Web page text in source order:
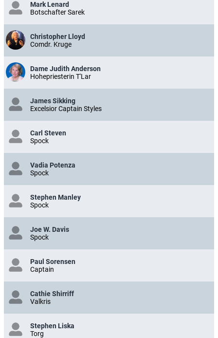
Mark Lenard
Botschafter Sarek
Christopher Lloyd
Comdr. Kruge
Dame Judith Anderson
Hohepriesterin T'Lar
James Sikking
Excelsior Captain Styles
Carl Steven
Spock
Vadia Potenza
Spock
Stephen Manley
Spock
Joe W. Davis
Spock
Paul Sorensen
Captain
Cathie Shirriff
Valkris
Stephen Liska
Torg